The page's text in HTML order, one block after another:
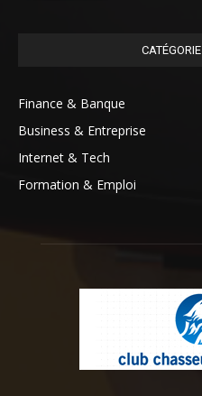
Finance & Banque
Business & Entreprise
Internet & Tech
Formation & Emploi